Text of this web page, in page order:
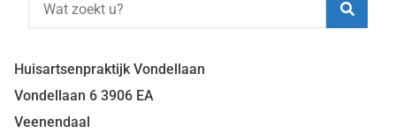
Huisartsenpraktijk Vondellaan
Vondellaan 6 3906 EA
Veenendaal